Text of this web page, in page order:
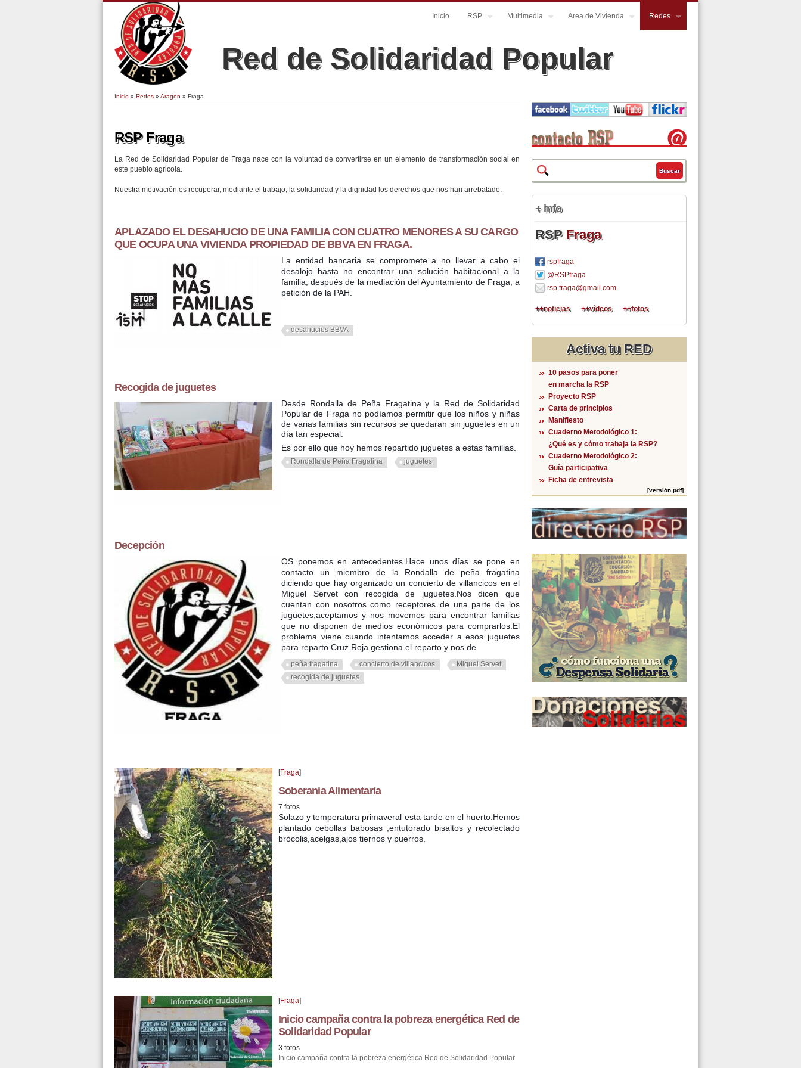
Red de Solidaridad Popular
Inicio RSP Multimedia Area de Vivienda Redes
Se encuentra usted aquí
Inicio » Redes » Aragón » Fraga
RSP Fraga
La Red de Solidaridad Popular de Fraga nace con la voluntad de convertirse en un elemento de transformación social en
este pueblo agricola.
Nuestra motivación es recuperar, mediante el trabajo, la solidaridad y la dignidad los derechos que nos han arrebatado.
APLAZADO EL DESAHUCIO DE UNA FAMILIA CON CUATRO MENORES A SU CARGO
QUE OCUPA UNA VIVIENDA PROPIEDAD DE BBVA EN FRAGA.
La entidad bancaria se compromete a no llevar a cabo el
desalojo hasta no encontrar una solución habitacional a la
familia, después de la mediación del Ayuntamiento de Fraga, a
petición de la PAH.
desahucios BBVA
Recogida de juguetes
Desde Rondalla de Peña Fragatina y la Red de Solidaridad
Popular de Fraga no podíamos permitir que los niños y niñas
de varias familias sin recursos se quedaran sin juguetes en un
día tan especial.
Es por ello que hoy hemos repartido juguetes a estas familias.
Rondalla de Peña Fragatina juguetes
Decepción
OS ponemos en antecedentes.Hace unos días se pone en
contacto un miembro de la Rondalla de peña fragatina
diciendo que hay organizado un concierto de villancicos en el
Miguel Servet con recogida de juguetes.Nos dicen que
cuentan con nosotros como receptores de una parte de los
juguetes,aceptamos y nos movemos para encontrar familias
que no disponen de medios económicos para comprarlos.El
problema viene cuando intentamos acceder a esos juguetes
para reparto.Cruz Roja gestiona el reparto y nos de
peña fragatina concierto de villancicos
Miguel Servet
recogida de juguetes
[Fraga]
Soberania Alimentaria
7 fotos
Solazo y temperatura primaveral esta tarde en el huerto.Hemos
plantado cebollas babosas ,entutorado bisaltos y recolectado
brócolis,acelgas,ajos tiernos y puerros.
[Fraga]
Inicio campaña contra la pobreza energética Red de
Solidaridad Popular
3 fotos
Inicio campaña contra la pobreza energética Red de Solidaridad Popular
Formulario de búsqueda
Buscar
+ info
RSP Fraga
rspfraga
@RSPfraga
rsp.fraga@gmail.com
++noticias ++vídeos ++fotos
Activa tu RED
10 pasos para poner
en marcha la RSP
Proyecto RSP
Carta de principios
Manifiesto
Cuaderno Metodológico 1:
¿Qué es y cómo trabaja la RSP?
Cuaderno Metodológico 2:
Guía participativa
Ficha de entrevista
[versión pdf]